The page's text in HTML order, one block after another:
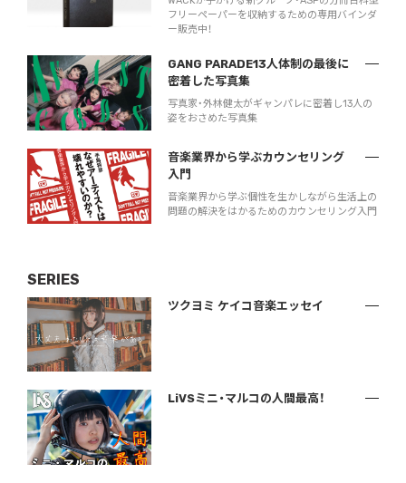
フリーペーパーを収納するための専用バインダ
ー販売中！
GANG PARADE13人体制の最後に
密着した写真集
写真家・外林健太がギャンパレに密着し13人の
姿をおさめた写真集
音楽業界から学ぶカウンセリング
入門
音楽業界から学ぶ個性を生かしながら生活上の
問題の解決をはかるためのカウンセリング入門
SERIES
ツクヨミ ケイコ音楽エッセイ
LiVSミニ・マルコの人間最高！